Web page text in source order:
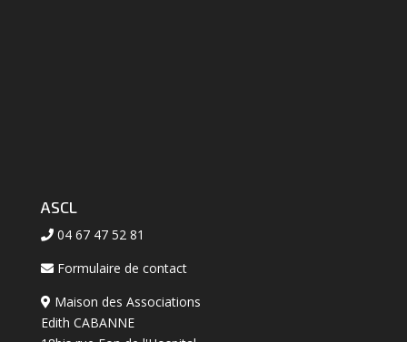
ASCL
04 67 47 52 81
Formulaire de contact
Maison des Associations
Edith CABANNE